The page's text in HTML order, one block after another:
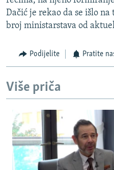
Dačić je rekao da se išlo
broj ministarstava od
Podijelite Pratite
Više priča